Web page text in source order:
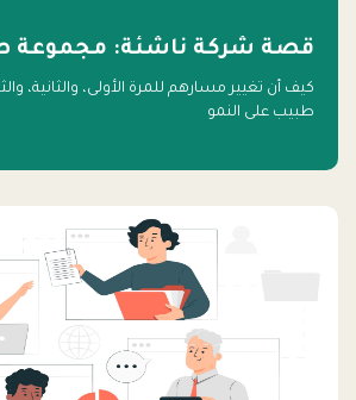
قصة شركة ناشئة: مجموعة
كيف أن تغيير مسارهم للمرة الأولى، والثانية،
طبيب على النمو